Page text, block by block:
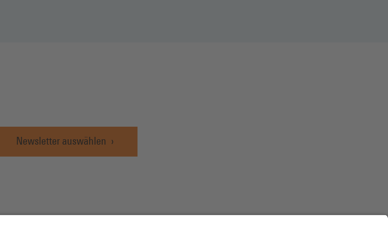
Newsletter auswählen